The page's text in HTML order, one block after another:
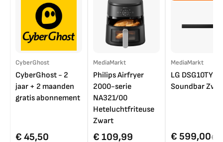
CyberGhost
CyberGhost - 2
jaar + 2 maanden
gratis abonnement
€ 45,50
MediaMarkt
Philips Airfryer
2000-serie
NA321/00
Heteluchtfriteuse
Zwart
€ 109,99
MediaMarkt
LG DSG10TY
Soundbar
€ 599,00€